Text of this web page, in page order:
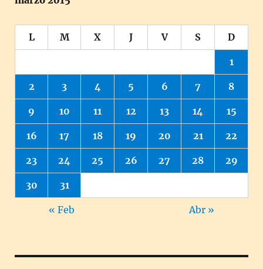
L M X J V S D
1
2 3 4 5 6 7 8
9 10 11 12 13 14 15
16 17 18 19 20 21 22
23 24 25 26 27 28 29
30 31
« Feb Abr »